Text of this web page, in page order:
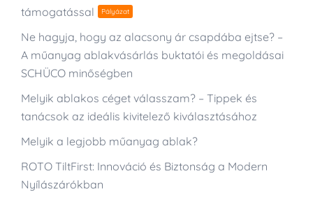
támogatással
Pályázat
Ne hagyja, hogy az alacsony ár csapdába ejtse? –
A műanyag ablakvásárlás buktatói és megoldásai
SCHÜCO minőségben
Melyik ablakos céget válasszam? – Tippek és
tanácsok az ideális kivitelező kiválasztásához
Melyik a legjobb műanyag ablak?
ROTO TiltFirst: Innováció és Biztonság a Modern
Nyílászárókban